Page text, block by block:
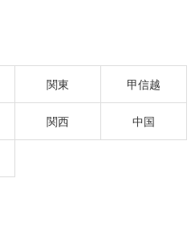
関東 甲信越
関西 中国